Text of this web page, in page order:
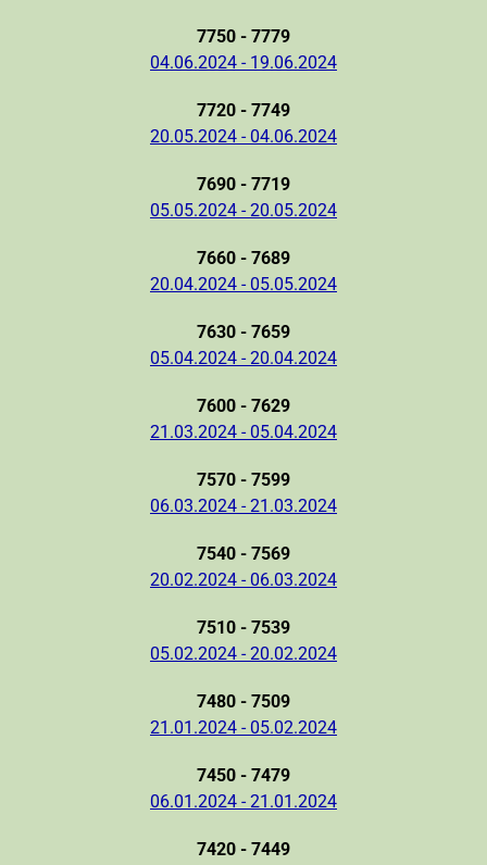
7750 - 7779
04.06.2024 - 19.06.2024
7720 - 7749
20.05.2024 - 04.06.2024
7690 - 7719
05.05.2024 - 20.05.2024
7660 - 7689
20.04.2024 - 05.05.2024
7630 - 7659
05.04.2024 - 20.04.2024
7600 - 7629
21.03.2024 - 05.04.2024
7570 - 7599
06.03.2024 - 21.03.2024
7540 - 7569
20.02.2024 - 06.03.2024
7510 - 7539
05.02.2024 - 20.02.2024
7480 - 7509
21.01.2024 - 05.02.2024
7450 - 7479
06.01.2024 - 21.01.2024
7420 - 7449